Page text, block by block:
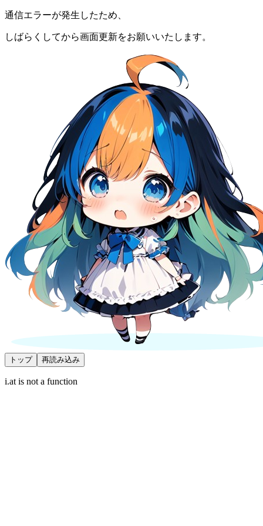
通信エラーが発生したため、
しばらくしてから画面更新をお願いいたします。
トップ 再読み込み
i.at is not a function